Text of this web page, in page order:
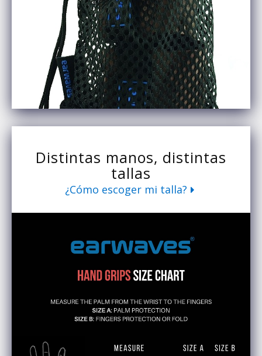
Distintas manos, distintas
tallas
¿Cómo escoger mi talla?